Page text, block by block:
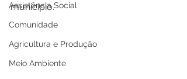
Assistência Social
Comunidade
Agricultura e Produção
Meio Ambiente
município.